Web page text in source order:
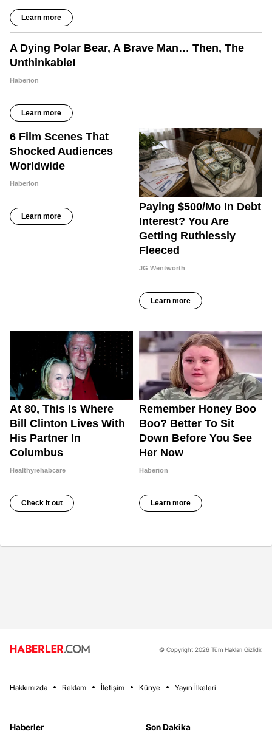
© Copyright 2026 Tüm Hakları Gizlidir.
Hakkımızda Reklam İletişim Künye Yayın İlkeleri
Haberler
Son Dakika